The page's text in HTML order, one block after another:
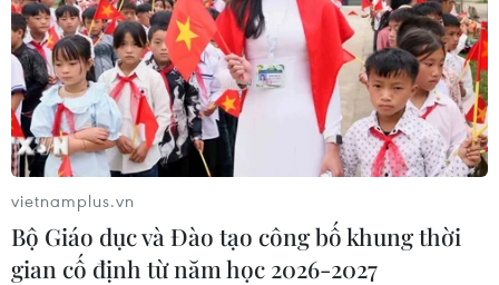
Toàn cảnh cuộc họp tại trụ sở NATO ở Brussels (Bỉ) ngày 6/12.
(Nguồn: EPA/TTXVN)
Đại diện thường trực Nga tại Tổ chức Hiệp ước
Bắc Đại Tây dương (NATO) Alexander Grusko
cho rằng hiện không có thay đổi cơ bản trong
lập trường của NATO đối với Nga mà khối này
vẫn kết hợp đối thoại với tăng cường quốc
phòng và kiềm chế Moskva.
vietnamplus.vn
Bộ Giáo dục và Đào tạo công bố khung thời
gian cố định từ năm học 2026-2027